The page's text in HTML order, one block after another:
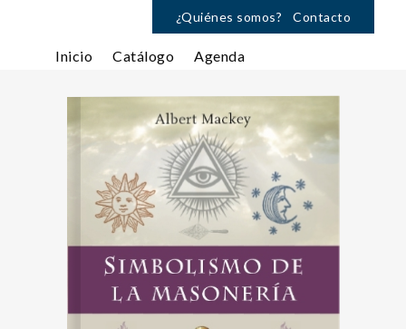
¿Quiénes somos? Contacto
Inicio Catálogo Agenda